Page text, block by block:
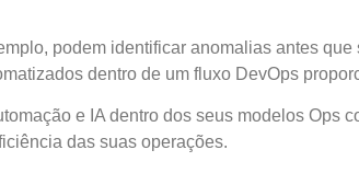
podem identificar anomalias antes
dentro de um fluxo DevOps
e IA dentro dos seus modelos
das suas operações.